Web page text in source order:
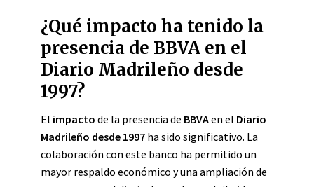
¿Qué impacto ha tenido la
presencia de BBVA en el
Diario Madrileño desde
1997?
El impacto de la presencia de BBVAen el Diario
Madrileño desde 1997 ha sido significativo. La
colaboración con este banco ha permitido un
mayor respaldo económico y una ampliación de